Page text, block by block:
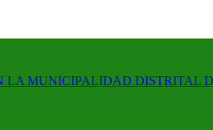
LA MUNICIPALIDAD DISTRITAL